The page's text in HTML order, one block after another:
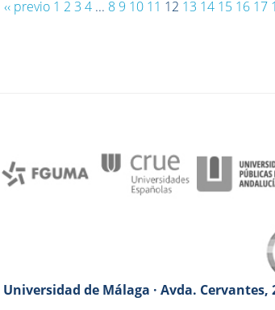
‹‹ previo 1 2 3 4 ... 8 9 10 11 12 13 14 15 16 17
Universidad de Málaga · Avda. Cervantes,